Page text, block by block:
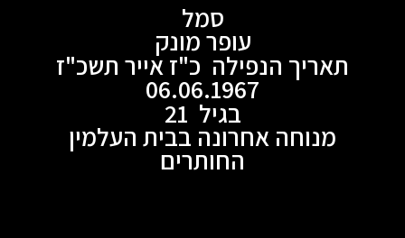
סמל
עופר מונק
תאריך הנפילה כ"ז אייר תשכ"ז
06.06.1967
בגיל 21
מנוחה אחרונה בבית העלמין
החותרים